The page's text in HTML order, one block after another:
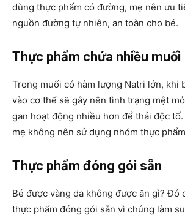
dùng thực phẩm có đường, mẹ nên ưu
nguồn đường tự nhiên, an toàn cho bé.
Thực phẩm chứa nhiều muối
Trong muối có hàm lượng Natri lớn, khi
vào cơ thể sẽ gây nên tình trạng mệt
gan hoạt động nhiều hơn để thải độc
mẹ không nên sử dụng nhóm thực
Thực phẩm đóng gói sẵn
Bé được vàng da không được ăn gì? Đó
thực phẩm đóng gói sẵn vì chúng làm